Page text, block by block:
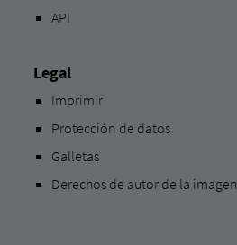
API
Legal
Imprimir
Protección de datos
Galletas
Derechos de autor de la imagen